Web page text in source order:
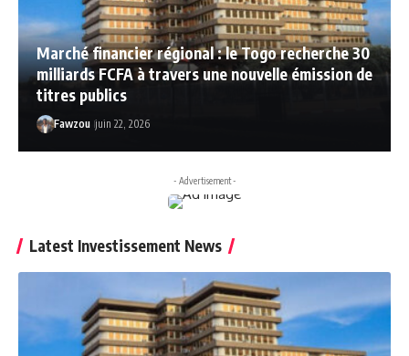
Marché financier régional : le Togo recherche 30
milliards FCFA à travers une nouvelle émission de
titres publics
Fawzou juin 22, 2026
- Advertisement -
Latest Investissement News